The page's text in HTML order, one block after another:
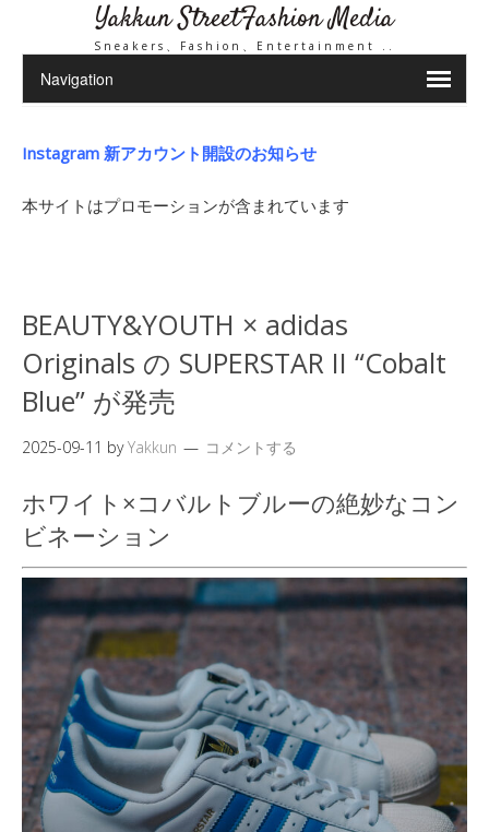
Yakkun StreetFashion Media
Sneakers、Fashion、Entertainment ..
Instagram 新アカウント開設のお知らせ
本サイトはプロモーションが含まれています
BEAUTY&YOUTH × adidas
Originals の SUPERSTAR II “Cobalt
Blue” が発売
2025-09-11 byYakkun コメントする
ホワイト×コバルトブルーの絶妙なコン
ビネーション